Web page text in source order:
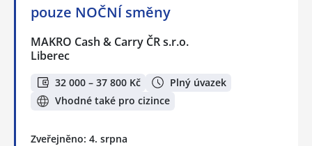
pouze NOČNÍ směny
MAKRO Cash & Carry ČR s.r.o.
Liberec
32 000 – 37 800 Kč
Plný úvazek
Vhodné také pro cizince
Zveřejněno: 4. srpna